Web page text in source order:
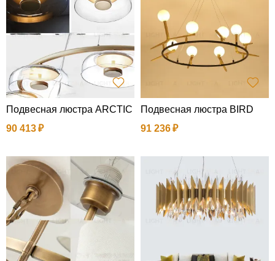
Подвесная люстра ARCTIC
90 413
Подвесная люстра BIRD
91 236